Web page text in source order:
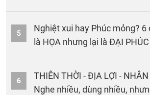
5
Nghiệt xui hay Phúc mỏng? 6
là HỌA nhưng lại là ĐẠI PHÚC
6
THIÊN THỜI - ĐỊA LỢI -
Nghe nhiều, dùng nhiều,